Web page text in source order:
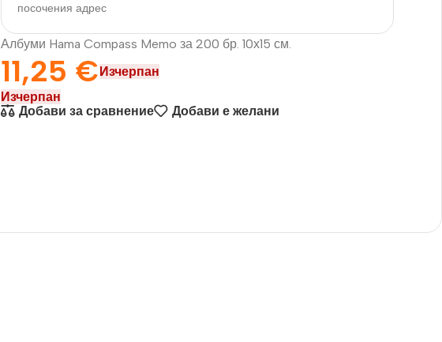
посочения адрес
Албуми Hama Compass Memo за 200 бр. 10х15 см.
11,25€Изчерпан
Изчерпан
Добави за сравнение
Добави е желани